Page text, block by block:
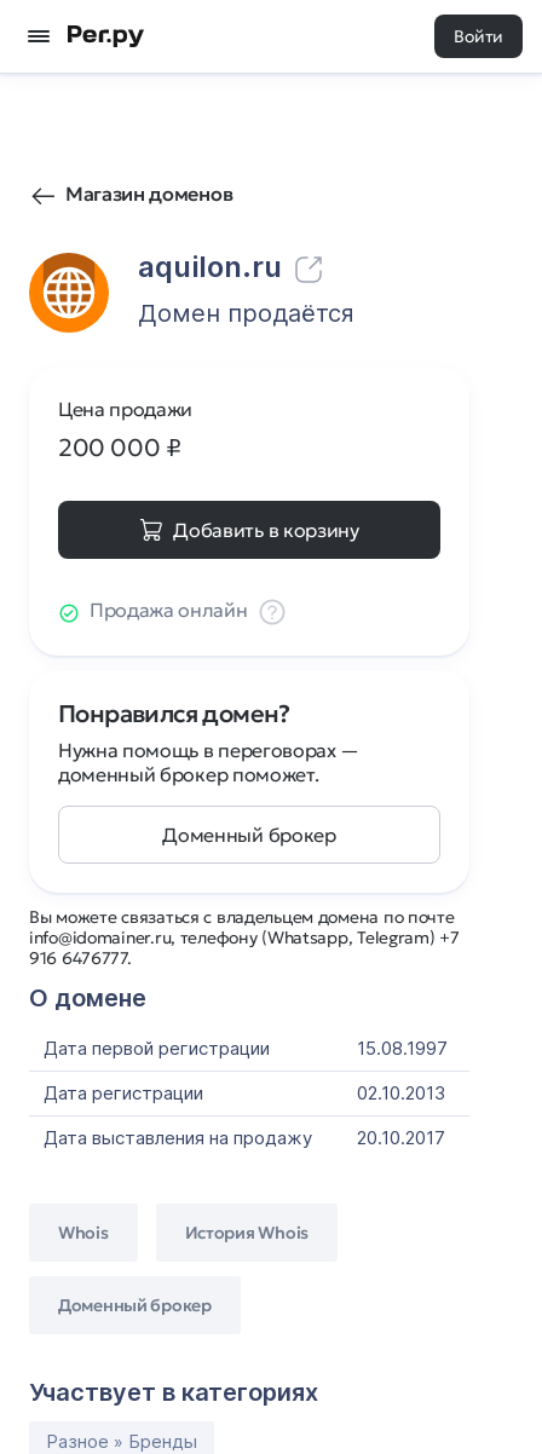
Войти
Магазин доменов
aquilon.ru
203 0
Домен продаётся
Вы можете связаться с владельцем домена по почте
info@idomainer.ru, телефону (Whatsapp, Telegram) +7
916 6476777.
О домене
Дата первой регистрации
15.08.1997
Дата регистрации
02.10.2013
Дата выставления на продажу
20.10.2017
Whois История Whois
Доменный брокер
Участвует в категориях
Разное » Бренды
Цена продажи
200 000 ₽
Добавить в корзину
Продажа онлайн
Понравился домен?
Нужна помощь в переговорах —
доменный брокер поможет.
Доменный брокер